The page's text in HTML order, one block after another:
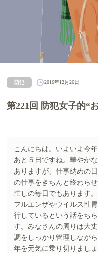
防犯 2016年12月26日
第221回 防犯女子的“
こんにちは。いよいよ今
あと５日ですね。華やか
ありますが、仕事納めの
の仕事をきちんと終わら
忙しの毎日でもあります
フルエンザやウイルス性
行しているという話をち
す。みなさんの周りは大
調をしっかり管理しなが
年を元気に乗り切りましょ